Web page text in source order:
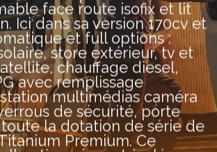
face route isofix et lit
Ici dans sa version 170cv et
et full options :
store extérieur, tv et
chauffage diesel,
avec remplissage
multimédias caméra
de sécurité, porte
la dotation de série de
Premium. Ce